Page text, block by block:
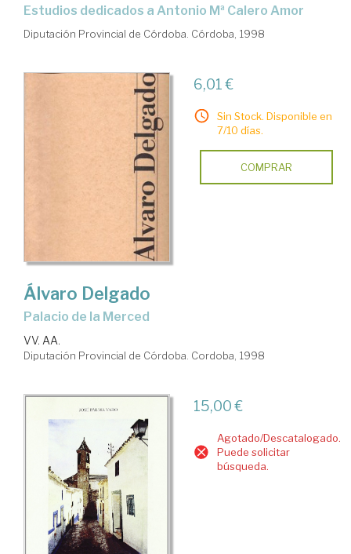
estudios dedicados a Antonio Mª Calero Amor
Diputación Provincial de Córdoba. Córdoba, 1998
6,01 €
Sin Stock. Disponible en
7/10 días.
COMPRAR
Álvaro Delgado
Palacio de la Merced
VV. AA.
Diputación Provincial de Córdoba. Cordoba, 1998
15,00 €
Agotado/Descatalogado.
Puede solicitar
búsqueda.